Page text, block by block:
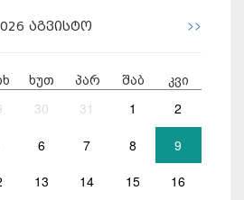
აგვისტო >>
ხუთ პარ შაბ კვი
30 31 1 2
6 7 8 9
13 14 15 16